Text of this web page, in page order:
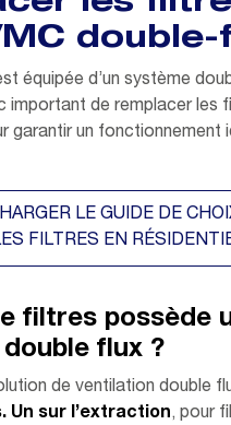
double-
équipée d’un système
important de remplacer les
garantir un fonctionnement
LE GUIDE DE
FILTRES EN
filtres possède
flux ?
de ventilation double
Un sur l’extraction, pour